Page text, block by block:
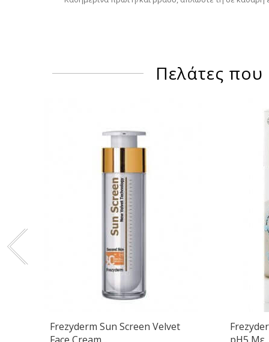
Πελάτες
Frezyderm Sun Screen Velvet
Face Cream...
pH5